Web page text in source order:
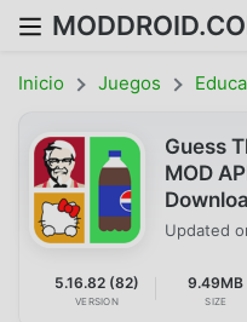
Inicio Juegos
Guess
MOD
Updated
5.16.82 (82)
VERSION
9.49MB
SIZE